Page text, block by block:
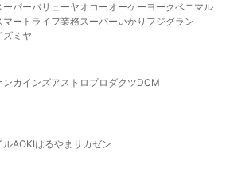
ーパーバリューヤオコーオーケー ヨークベニマル
マート ライフ業務スーパーいかり フジグラン
ズミヤ
ンカインズアストロプロダクツDCM
ルAOKIはるやま サカゼン